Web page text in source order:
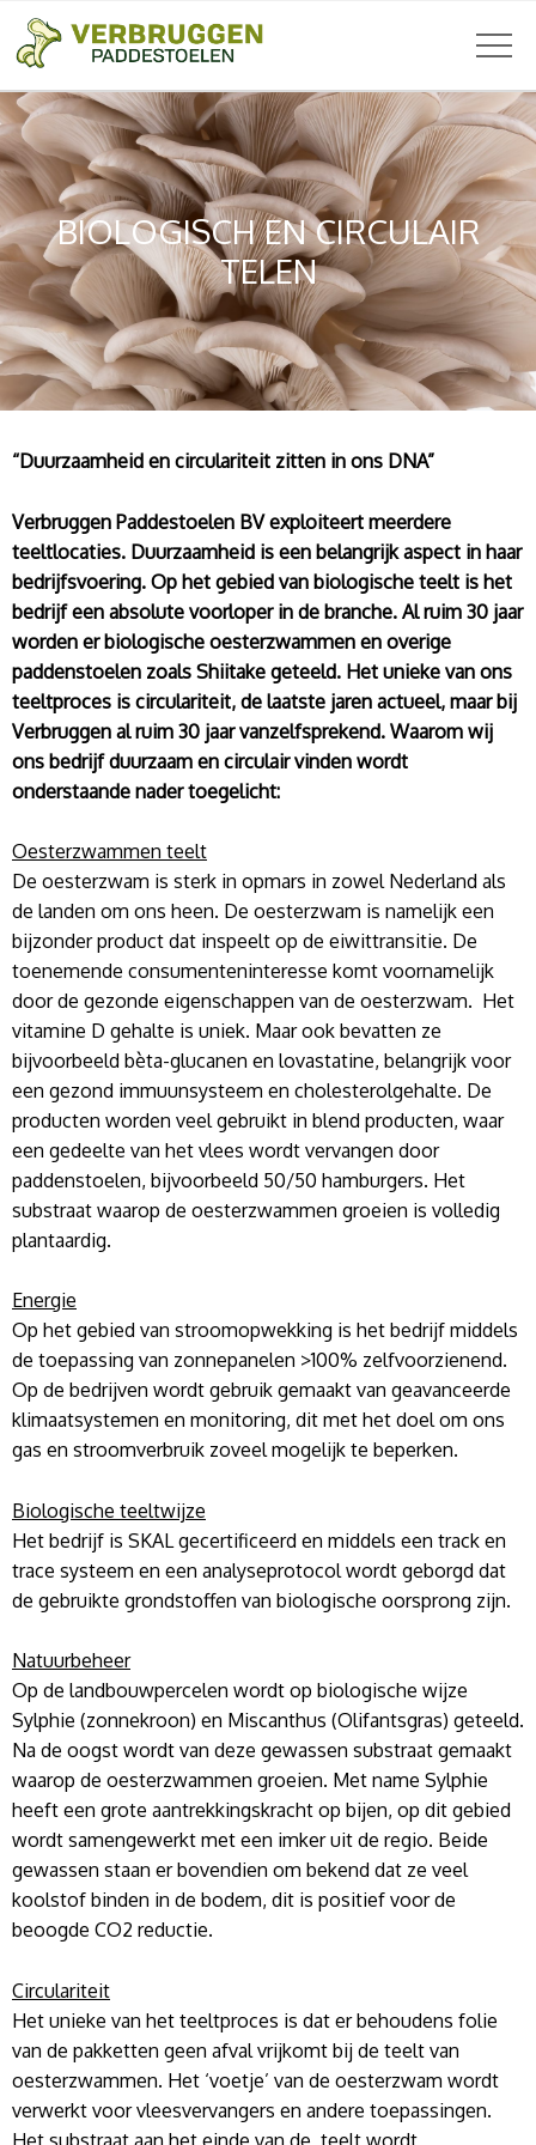
BIOLOGISCH EN CIRCULAIR
TELEN
“Duurzaamheid en circulariteit zitten in ons DNA”
Verbruggen Paddestoelen BV exploiteert meerdere
teeltlocaties. Duurzaamheid is een belangrijk aspect in haar
bedrijfsvoering. Op het gebied van biologische teelt is het
bedrijf een absolute voorloper in de branche. Al ruim 30 jaar
worden er biologische oesterzwammen en overige
paddenstoelen zoals Shiitake geteeld. Het unieke van ons
teeltproces is circulariteit, de laatste jaren actueel, maar bij
Verbruggen al ruim 30 jaar vanzelfsprekend. Waarom wij
ons bedrijf duurzaam en circulair vinden wordt
onderstaande nader toegelicht:
Oesterzwammen teelt
De oesterzwam is sterk in opmars in zowel Nederland als
de landen om ons heen. De oesterzwam is namelijk een
bijzonder product dat inspeelt op de eiwittransitie. De
toenemende consumenteninteresse komt voornamelijk
door de gezonde eigenschappen van de oesterzwam. Het
vitamine D gehalte is uniek. Maar ook bevatten ze
bijvoorbeeld bèta-glucanen en lovastatine, belangrijk voor
een gezond immuunsysteem en cholesterolgehalte. De
producten worden veel gebruikt in blend producten, waar
een gedeelte van het vlees wordt vervangen door
paddenstoelen, bijvoorbeeld 50/50 hamburgers. Het
substraat waarop de oesterzwammen groeien is volledig
plantaardig.
Energie
Op het gebied van stroomopwekking is het bedrijf middels
de toepassing van zonnepanelen >100% zelfvoorzienend.
Op de bedrijven wordt gebruik gemaakt van geavanceerde
klimaatsystemen en monitoring, dit met het doel om ons
gas en stroomverbruik zoveel mogelijk te beperken.
Biologische teeltwijze
Het bedrijf is SKAL gecertificeerd en middels een track en
trace systeem en een analyseprotocol wordt geborgd dat
de gebruikte grondstoffen van biologische oorsprong zijn.
Natuurbeheer
Op de landbouwpercelen wordt op biologische wijze
Sylphie (zonnekroon) en Miscanthus (Olifantsgras) geteeld.
Na de oogst wordt van deze gewassen substraat gemaakt
waarop de oesterzwammen groeien. Met name Sylphie
heeft een grote aantrekkingskracht op bijen, op dit gebied
wordt samengewerkt met een imker uit de regio. Beide
gewassen staan er bovendien om bekend dat ze veel
koolstof binden in de bodem, dit is positief voor de
beoogde CO2 reductie.
Circulariteit
Het unieke van het teeltproces is dat er behoudens folie
van de pakketten geen afval vrijkomt bij de teelt van
oesterzwammen. Het ‘voetje’ van de oesterzwam wordt
verwerkt voor vleesvervangers en andere toepassingen.
Het substraat aan het einde van de teelt wordt